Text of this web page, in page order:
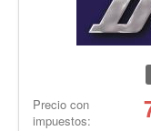
Precio con
impuestos: